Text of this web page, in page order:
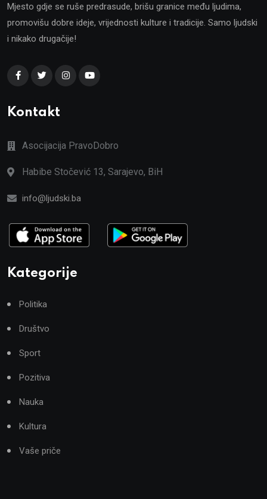
Mjesto gdje se ruše predrasude, brišu granice među ljudima,
promovišu dobre ideje, vrijednosti kulture i tradicije. Samo ljudski
i nikako drugačije!
Kontakt
Asocijacija PravoDobro
Habibe Stočević 13, Sarajevo, BiH
info@ljudski.ba
Kategorije
Politika
Društvo
Sport
Pozitiva
Nauka
Kultura
Vaše priče